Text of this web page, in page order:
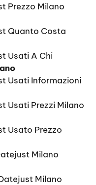
Prezzo Milano
Quanto Costa
Usati A Chi
Usati Informazioni
Usati Prezzi Milano
Usato Prezzo
Milano
Milano